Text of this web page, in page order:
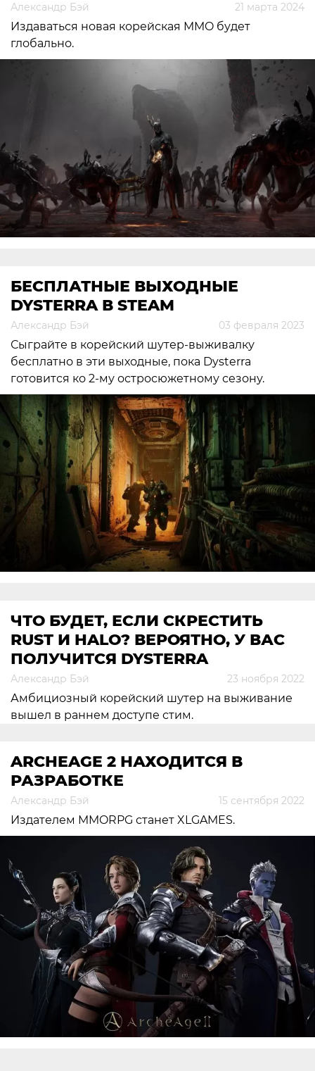
Александр Бэй 21 марта 2024
Издаваться новая корейская MMO будет
глобально.
БЕСПЛАТНЫЕ ВЫХОДНЫЕ
DYSTERRA В STEAM
Александр Бэй 03 февраля 2023
Сыграйте в корейский шутер-выживалку
бесплатно в эти выходные, пока Dysterra
готовится ко 2-му остросюжетному сезону.
ЧТО БУДЕТ, ЕСЛИ СКРЕСТИТЬ
RUST И HALO? ВЕРОЯТНО, У ВАС
ПОЛУЧИТСЯ DYSTERRA
Александр Бэй 23 ноября 2022
Амбициозный корейский шутер на выживание
вышел в раннем доступе стим.
ARCHEAGE 2 НАХОДИТСЯ В
РАЗРАБОТКЕ
Александр Бэй 15 сентября 2022
Издателем MMORPG станет XLGAMES.